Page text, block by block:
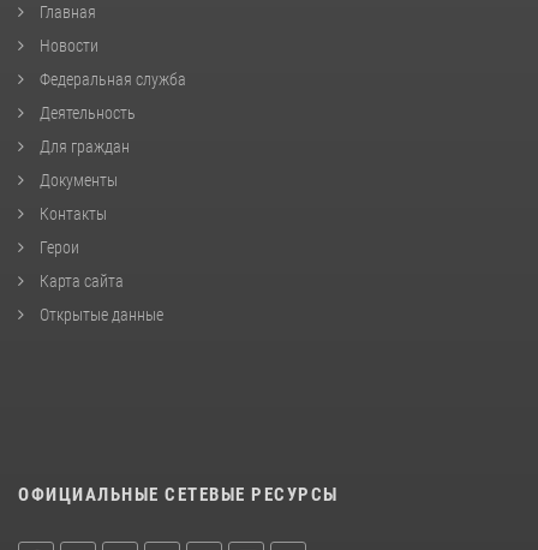
Главная
Новости
Федеральная служба
Деятельность
Для граждан
Документы
Контакты
Герои
Карта сайта
Открытые данные
ОФИЦИАЛЬНЫЕ СЕТЕВЫЕ РЕСУРСЫ